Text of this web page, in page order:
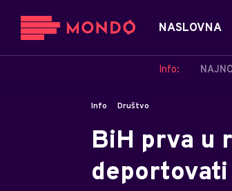
NASLOVNA
Info:
Info Društvo
BiH prva u